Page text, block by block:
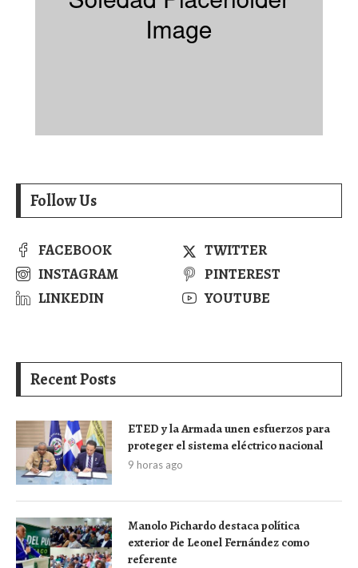
Follow Us
FACEBOOK
TWITTER
INSTAGRAM
PINTEREST
LINKEDIN
YOUTUBE
Recent Posts
ETED y la Armada unen esfuerzos para
proteger el sistema eléctrico nacional
9 horas ago
Manolo Pichardo destaca política
exterior de Leonel Fernández como
referente